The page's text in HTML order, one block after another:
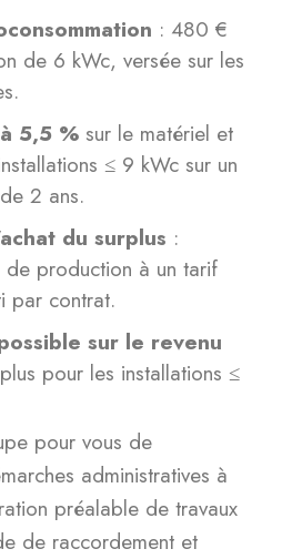
: 480 €
de 6 kWc, versée sur les
5,5 % sur le matériel et
≤ 9 kWc sur un
2 ans.
du surplus :
de production à un tarif
par contrat.
sur le revenu
pour les installations ≤
pour vous de
administratives à
préalable de travaux
de raccordement et